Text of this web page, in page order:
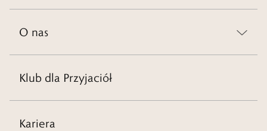
O nas
Klub dla Przyjaciół
Kariera